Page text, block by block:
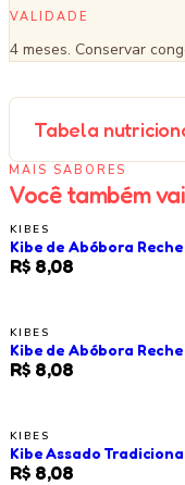
VALIDADE
4 meses. Conservar
Tabela
MAIS SABORES
Você também
KIBES
Kibe de Abóbora
R$ 8,08
KIBES
Kibe de Abóbora
R$ 8,08
KIBES
Kibe Assado
R$ 8,08